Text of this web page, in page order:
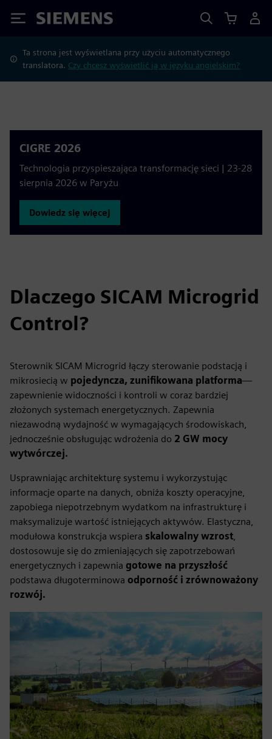
Siemens
Ta strona jest wyświetlana przy użyciu automatycznego
translatora. Czy chcesz wyświetlić ją w języku angielskim?
CIGRE 2026
Technologia przyspieszająca transformację sieci | 23-28
sierpnia 2026 w Paryżu
Dowiedz się więcej
Dlaczego SICAM Microgrid
Control?
Sterownik SICAM Microgrid łączy sterowanie podstacją i
mikrosiecią w pojedyncza, zunifikowana platforma—
zapewnienie widoczności i kontroli w coraz bardziej
złożonych systemach energetycznych. Zapewnia
niezawodną wydajność w wymagających środowiskach,
jednocześnie obsługując wdrożenia do 2 GW mocy
wytwórczej.
Usprawniając architekturę systemu i wykorzystując
informacje oparte na danych, obniża koszty operacyjne,
zapobiega niepotrzebnym wydatkom na infrastrukturę i
maksymalizuje wartość istniejących aktywów. Elastyczna,
modułowa konstrukcja wspiera skalowalny wzrost,
dostosowuje się do zmieniających się zapotrzebowań
energetycznych i zapewnia gotowe na przyszłość
podstawa długoterminowa odporność i zrównoważony
rozwój.